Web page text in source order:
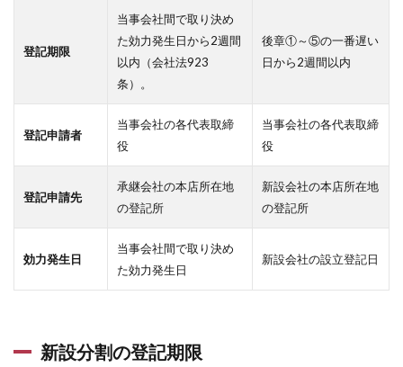
登記期限
当事会社間で取り決め
た効力発生日から2週間
以内（会社法923
条）。
後章①～⑤の一番遅い
日から2週間以内
登記申請者
当事会社の各代表取締
役
当事会社の各代表取締
役
登記申請先
承継会社の本店所在地
の登記所
新設会社の本店所在地
の登記所
効力発生日
当事会社間で取り決め
た効力発生日
新設会社の設立登記日
新設分割の登記期限